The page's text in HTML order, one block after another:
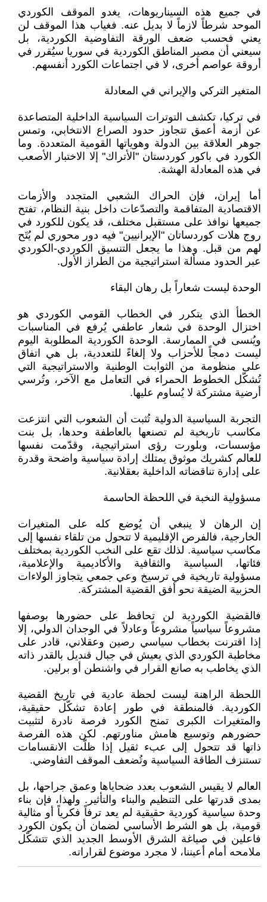
في جميع هذه السيناريوهات، يغدو الموقف الكوردي
الموحد شرطاً لازماً لا بديل عنه. فغياب هذا الموقف لن
يعني فحسب ضعف الورقة التفاوضية الكوردية، بل
سيعني أن مصير المناطق الكوردية في سوريا سيُقرر في
أروقة عواصم أخرى، لا في اجتماعات الكورد أنفسهم.
المتغير التركي والإيراني في المعادلة
في تركيا، تكشف التوترات السياسية الداخلية المتصاعدة
عن أزمة أعمق تتجاوز حدود الصراع الانتخابي، وتمس
جوهر العلاقة بين الدولة وهوياتها القومية المتعددة. وما
الكورد في باكور كوردستان "الأتراك" إلا الاختبار الأصعب
في هذه المعادلة الهشة.
أما إيران، فإن الحراك الشعبي المتجدد والأزمات
الاقتصادية المتفاقمة والتصدّعات داخل بنية النظام، تفتح
جميعها نوافذ على مستقبل مختلف، قد يكون للكورد في
روج هلات كوردساتان "الإيرانيين" فيه دور محوري لم يُتَح
لهم من قبل. وهذا ما يجعل التنسيق الكوردي-الكوردي
عبر الحدود مسألة استراتيجية من الطراز الأول.
الوحدة ليست شعاراً بل رهان البقاء
الخطأ الذي يتكرر في الخطاب القومي الكوردي هو
اختزال الوحدة في شعار عاطفي يُرفع في المناسبات
ويُنسى في الممارسة. الوحدة الكوردية المطلوبة اليوم
ليست دمجاً للأحزاب ولا إلغاءً للتعددية، بل هي اتفاق
على منظومة من الثوابت الوطنية والاستراتيجية التي
تُشكّل الخطوط الحمراء في التعامل مع الآخر، وتُرسي
أرضية مشتركة لا يُساوم عليها.
التجربة السياسية الدولية تُثبت أن الشعوب التي انتزعت
مكاسب تاريخية لم تصنعها بالعاطفة وحدها، بل بنت
مؤسسات، وبلورت رؤى استراتيجية، وقدّمت نفسها
للعالم كشريك موثوق يمتلك إرادة سياسية واضحة وقدرة
على إدارة تناقضاته الداخلية بعقلانية.
مسؤولية النخبة في اللحظة الحاسمة
إن الرهان لا ينبغي أن يُوضع كله على المتغيرات
الخارجية، فالفرص الإقليمية لا تتحول من تلقاء نفسها إلى
مكاسب سياسية. لذلك تقع على النخب الكوردية بمختلف
فئاتها، السياسية والثقافية والأكاديمية والإعلامية،
مسؤولية تاريخية في ترسيخ وعي جمعي يتجاوز الولاءات
الحزبية الضيقة نحو أفق القضية المشتركة.
فالقضية الكوردية لن تحافظ على حضورها بوصفها
مشروعاً سياسياً مشروعاً وعادلاً في الوجدان الدولي، إلا
إذا اقترنت بخطاب سياسي رصين وعقلاني، قادر على
مخاطبة الكوردي الذي يعيش في جبال قنديل بالقدر ذاته
الذي يخاطب به صانع القرار في واشنطن أو برلين.
اللحظة الراهنة ليست لحظة عادية في تاريخ القضية
الكوردية. فالمنطقة في طور إعادة تشكّل حقيقية،
والمتغيرات الكبرى تمنح الكورد فرصة نادرة لتثبيت
حضورهم وتوسيع هامش مناورتهم. لكن هذه الفرصة
ذاتها قد تتحول إلى عبء ثقيل إذا ظلّت الانقسامات
تستنزف الطاقة السياسية وتُضعف الموقف التفاوضي.
العالم لا يقيس الشعوب بعدد ضحاياها وعمق جراحها، بل
بمدى قدرتها على التنظيم والبناء والتأثير. ولهذا، فإن بناء
وحدة سياسية كوردية حقيقية لم يعد ترفاً فكرياً أو مثالية
قومية، بل هو الشرط الأساسي لضمان أن يكون الكورد
فاعلين في صياغة الشرق الأوسط الجديد الذي تتشكّل
ملامحه أمام أعيننا، لا مجرد موضوع لقراراته.